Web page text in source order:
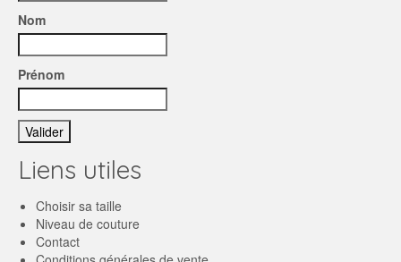
Nom
Prénom
Liens utiles
Choisir sa taille
Niveau de couture
Contact